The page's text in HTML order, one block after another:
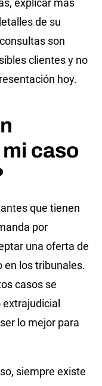
de su
son
clientes y no
hoy.
caso
que tienen
por
una oferta de
en los tribunales.
casos se
extrajudicial
lo mejor para
siempre existe